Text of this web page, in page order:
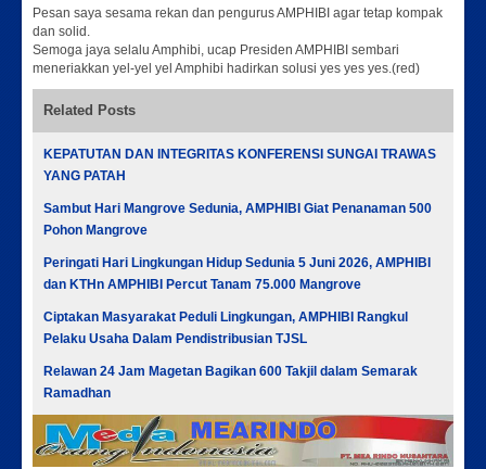
Pesan saya sesama rekan dan pengurus AMPHIBI agar tetap kompak
dan solid.
Semoga jaya selalu Amphibi, ucap Presiden AMPHIBI sembari
meneriakkan yel-yel yel Amphibi hadirkan solusi yes yes yes.(red)
Related Posts
KEPATUTAN DAN INTEGRITAS KONFERENSI SUNGAI TRAWAS
YANG PATAH
Sambut Hari Mangrove Sedunia, AMPHIBI Giat Penanaman 500
Pohon Mangrove
Peringati Hari Lingkungan Hidup Sedunia 5 Juni 2026, AMPHIBI
dan KTHn AMPHIBI Percut Tanam 75.000 Mangrove
Ciptakan Masyarakat Peduli Lingkungan, AMPHIBI Rangkul
Pelaku Usaha Dalam Pendistribusian TJSL
Relawan 24 Jam Magetan Bagikan 600 Takjil dalam Semarak
Ramadhan